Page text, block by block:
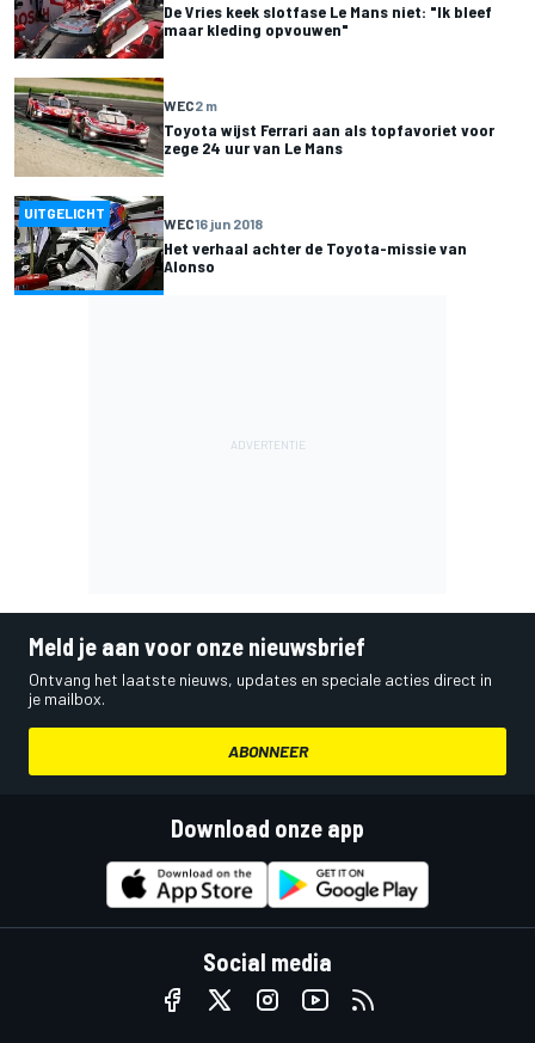
De Vries keek slotfase Le Mans niet: "Ik bleef
maar kleding opvouwen"
WEC2 m
Toyota wijst Ferrari aan als topfavoriet voor
zege 24 uur van Le Mans
UITGELICHT
WEC16 jun 2018
Het verhaal achter de Toyota-missie van
Alonso
Meld je aan voor onze nieuwsbrief
Ontvang het laatste nieuws, updates en speciale acties direct in
je mailbox.
ABONNEER
Download onze app
Social media